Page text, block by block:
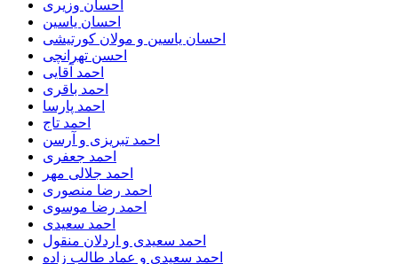
احسان وزیری
احسان یاسین
احسان یاسین و مولان کورتیشی
احسن تهرانچی
احمد آقایی
احمد باقری
احمد پارسا
احمد تاج
احمد تبریزی و آرسن
احمد جعفری
احمد جلالی مهر
احمد رضا منصوری
احمد رضا موسوی
احمد سعیدی
احمد سعیدی و اردلان منقول
احمد سعیدی و عماد طالب زاده